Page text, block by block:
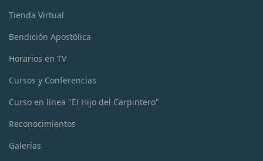
Tienda Virtual
Bendición Apostólica
Horarios en TV
Cursos y Conferencias
Curso en línea "El Hijo del Carpintero"
Reconocimientos
Galerías